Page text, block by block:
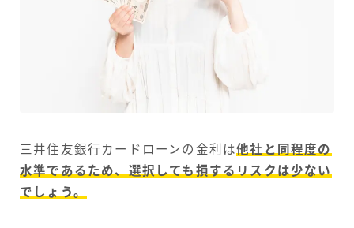
三井住友銀行カードローンの金利は他社と同程度の
水準であるため、選択しても損するリスクは少ない
でしょう。